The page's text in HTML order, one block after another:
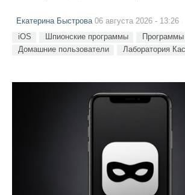
Екатерина Быстрова06 августа 2026 - 13:26
iOS Шпионские программы
Домашние пользователи
Лаборатория